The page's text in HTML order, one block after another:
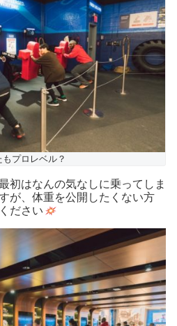
もプロレベル？
初はなんの気なしに乗ってしま
が、体重を公開したくない方
ださい